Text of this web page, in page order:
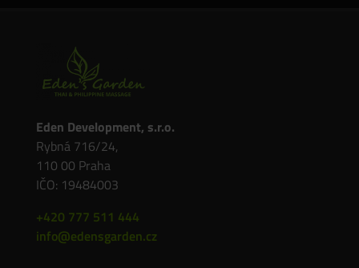
Eden Development, s.r.o.
Rybná 716/24,
110 00 Praha
IČO: 19484003
+420 777 511 444
info@edensgarden.cz